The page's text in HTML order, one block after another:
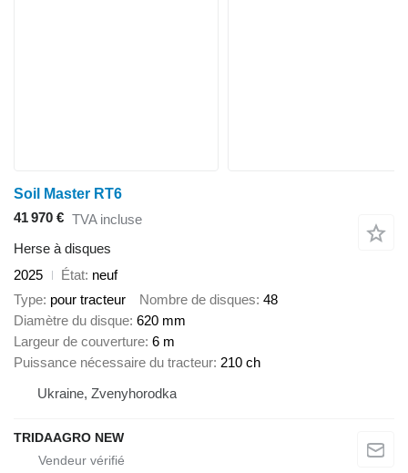
Soil Master RT6
41 970 € TVA incluse
Herse à disques
2025
État neuf
Type pour tracteur Nombre de disques 48
Diamètre du disque 620 mm
Largeur de couverture 6 m
Puissance nécessaire du tracteur 210 ch
Ukraine, Zvenyhorodka
TRIDAAGRO NEW